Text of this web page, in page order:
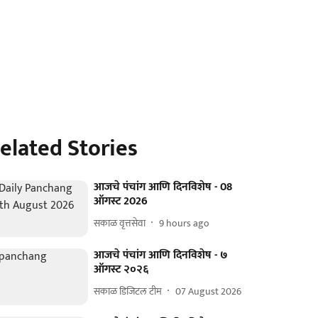
Stories
आजचे पंचांग आणि दिनविशेष - 08
ऑगस्ट 2026
सकाळ वृत्तसेवा 9 hours ago
आजचे पंचांग आणि दिनविशेष - ७
ऑगस्ट २०२६
सकाळ डिजिटल टीम 07 August 2026